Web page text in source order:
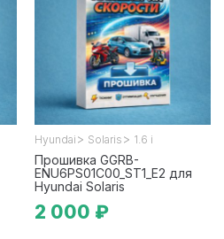
Hyundai > Solaris > 1.6 i
Прошивка GGRB-
ENU6PS01C00_ST1_E2 для
Hyundai Solaris
2 000 ₽